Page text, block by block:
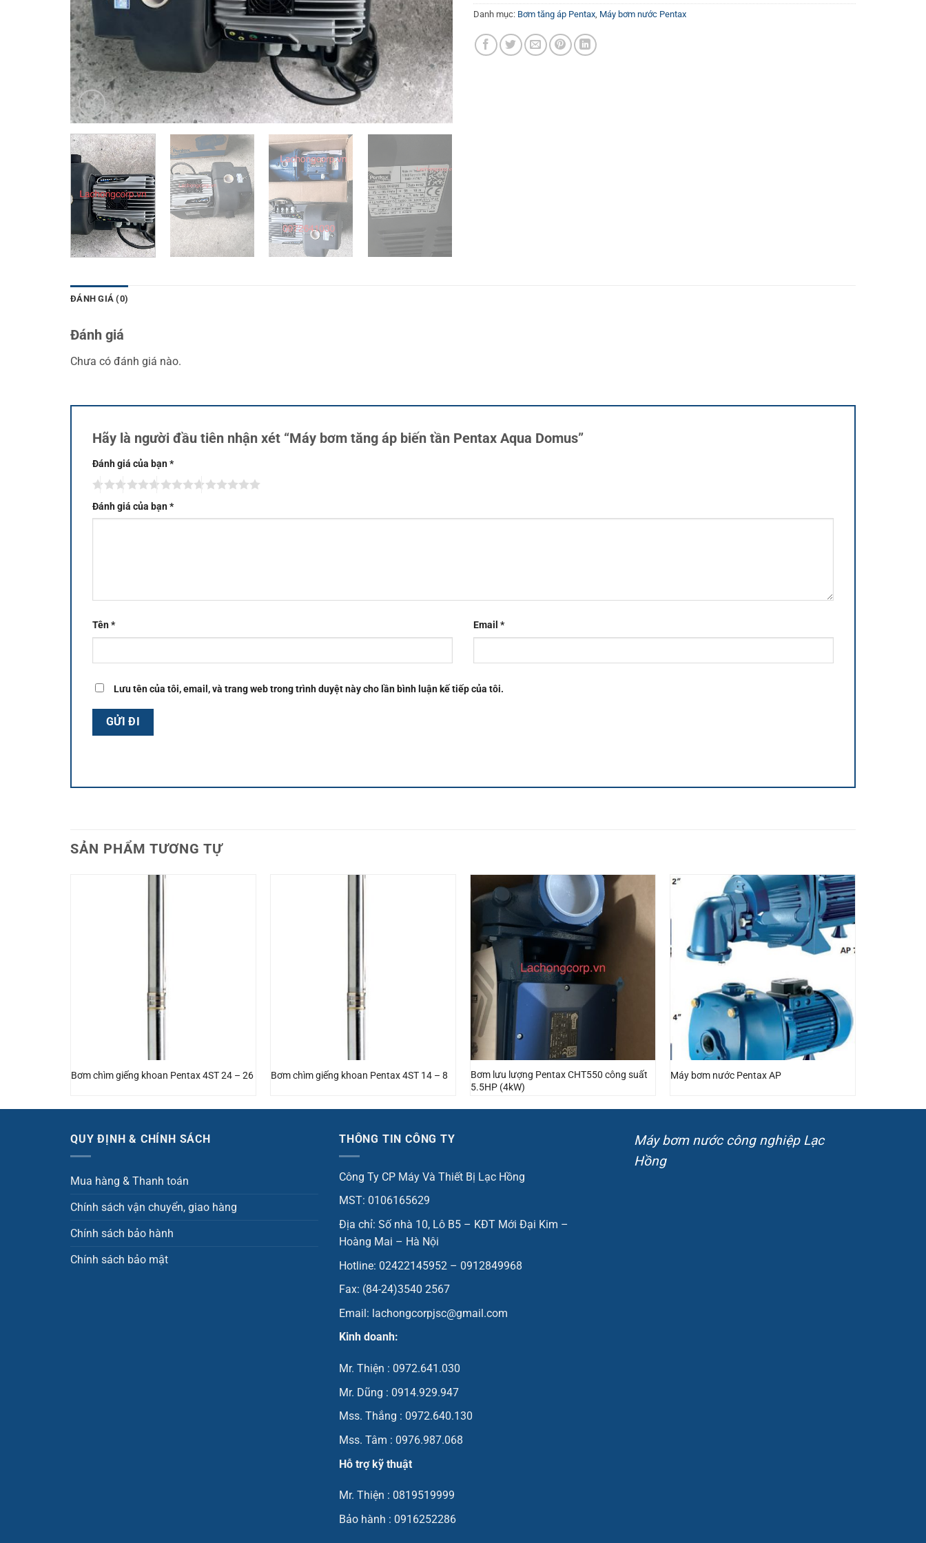
Danh mục: Bơm tăng áp Pentax Máy bơm nước Pentax
ĐÁNH GIÁ (0)
Đánh giá
Chưa có đánh giá nào.
Hãy là người đầu tiên nhận xét “Máy bơm tăng áp biến tần Pentax Aqua Domus”
Đánh giá của bạn*
Đánh giá của bạn*
Tên* Email *
Lưu tên của tôi, email, và trang web trong trình duyệt này cho lần bình luận kế tiếp của tôi.
SẢN PHẨM TƯƠNG TỰ
Bơm chìm giếng khoan Pentax 4ST 24 – 26 Bơm chìm giếng khoan Pentax 4ST 14 – 8
Bơm lưu lượng Pentax CHT550 công suất
5.5HP (4kW)
Máy bơm nước Pentax AP
QUY ĐỊNH & CHÍNH SÁCH
Mua hàng & Thanh toán
Chính sách vận chuyển, giao hàng
Chính sách bảo hành
Chính sách bảo mật
THÔNG TIN CÔNG TY
Công Ty CP Máy Và Thiết Bị Lạc Hồng
MST: 0106165629
Địa chỉ: Số nhà 10, Lô B5 – KĐT Mới Đại Kim –
Hoàng Mai – Hà Nội
Hotline: 02422145952 – 0912849968
Fax: (84-24)3540 2567
Email: lachongcorpjsc@gmail.com
Kinh doanh:
Mr. Thiện : 0972.641.030
Mr. Dũng : 0914.929.947
Mss. Thắng : 0972.640.130
Mss. Tâm : 0976.987.068
Hỗ trợ kỹ thuật
Mr. Thiện : 0819519999
Bảo hành : 0916252286
Máy bơm nước công nghiệp Lạc
Hồng